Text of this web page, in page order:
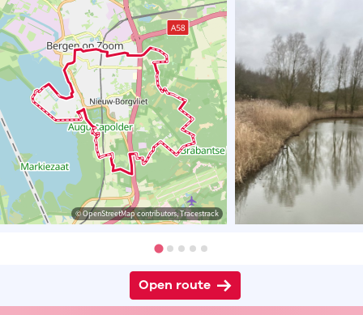
© OpenStreetMap contributors, Tracestrack
Open route